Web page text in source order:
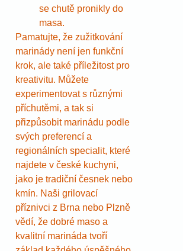
se chutě pronikly do
masa.
Pamatujte, že zužitkování
marinády není jen funkční
krok, ale také příležitost pro
kreativitu. Můžete
experimentovat s různými
příchutěmi, a tak si
přizpůsobit marinádu podle
svých preferencí a
regionálních specialit, které
najdete v české kuchyni,
jako je tradiční česnek nebo
kmín. Naši grilovací
příznivci z Brna nebo Plzně
vědí, že dobré maso a
kvalitní marináda tvoří